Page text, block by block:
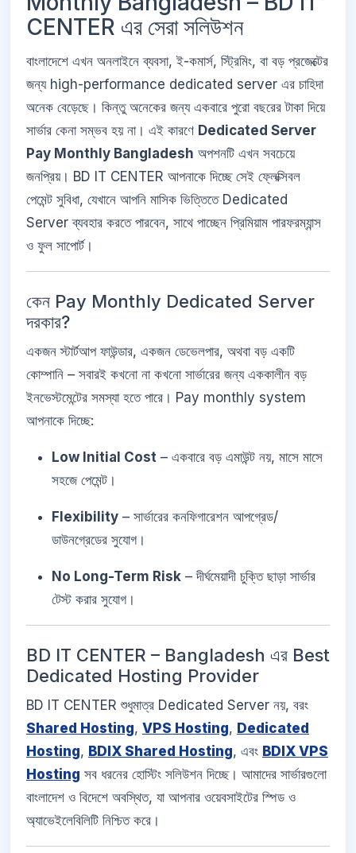
CENTER এর সেরা সলিউশন
বাংলাদেশে এখন অনলাইনে ব্যবসা, ই-কমার্স, স্ট্রিমিং, বা বড় প্রজেক্টের
জন্য high-performance dedicated server এর চাহিদা
অনেক বেড়েছে। কিন্তু অনেকের জন্য একবারে পুরো বছরের টাকা দিয়ে
সার্ভার কেনা সম্ভব হয় না। এই কারণে Dedicated Server
Pay Monthly Bangladesh অপশনটি এখন সবচেয়ে
জনপ্রিয়। BD IT CENTER আপনাকে দিচ্ছে সেই ফ্লেক্সিবল
পেমেন্ট সুবিধা, যেখানে আপনি মাসিক ভিত্তিতে Dedicated
Server ব্যবহার করতে পারবেন, সাথে পাচ্ছেন প্রিমিয়াম পারফরম্যান্স
ও ফুল সাপোর্ট।
কেন Pay Monthly Dedicated Server
দরকার?
একজন স্টার্টআপ ফাউন্ডার, একজন ডেভেলপার, অথবা বড় একটি
কোম্পানি – সবারই কখনো না কখনো সার্ভারের জন্য এককালীন বড়
ইনভেস্টমেন্টের সমস্যা হতে পারে। Pay monthly system
আপনাকে দিচ্ছে:
Low Initial Cost – একবারে বড় এমাউন্ট নয়, মাসে মাসে
সহজে পেমেন্ট।
Flexibility – সার্ভারের কনফিগারেশন আপগ্রেড/
ডাউনগ্রেডের সুযোগ।
No Long-Term Risk – দীর্ঘমেয়াদী চুক্তি ছাড়া সার্ভার
টেস্ট করার সুযোগ।
BD IT CENTER – Bangladesh এর Best
Dedicated Hosting Provider
BD IT CENTER শুধুমাত্র Dedicated Server নয়, বরং
Shared Hosting, VPS Hosting, Dedicated
Hosting, BDIX Shared Hosting, এবং BDIX VPS
Hosting সব ধরনের হোস্টিং সলিউশন দিচ্ছে। আমাদের সার্ভারগুলো
বাংলাদেশ ও বিদেশে অবস্থিত, যা আপনার ওয়েবসাইটের স্পিড ও
অ্যাভেইলেবিলিটি নিশ্চিত করে।